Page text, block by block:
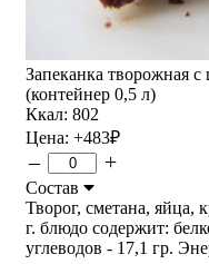
Запеканка творожная
(контейнер 0,5 л)
Ккал: 802
Цена: +483₽
– +
Состав
Творог, сметана, яйца,
г. блюдо содержит:
углеводов - 17,1 гр.